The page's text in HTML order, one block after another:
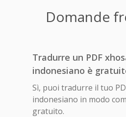
Domande
Tradurre un PDF
indonesiano è
Sì, puoi tradurre il tuo
indonesiano in modo
gratuito.